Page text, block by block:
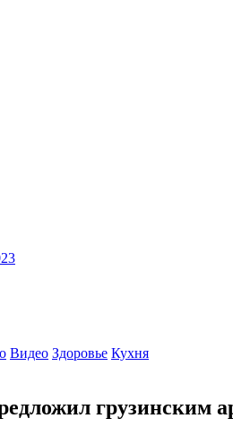
Видео Здоровье Кухня
грузинским